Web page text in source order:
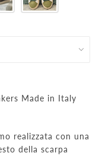
Made in Italy
realizzata con una
della scarpa